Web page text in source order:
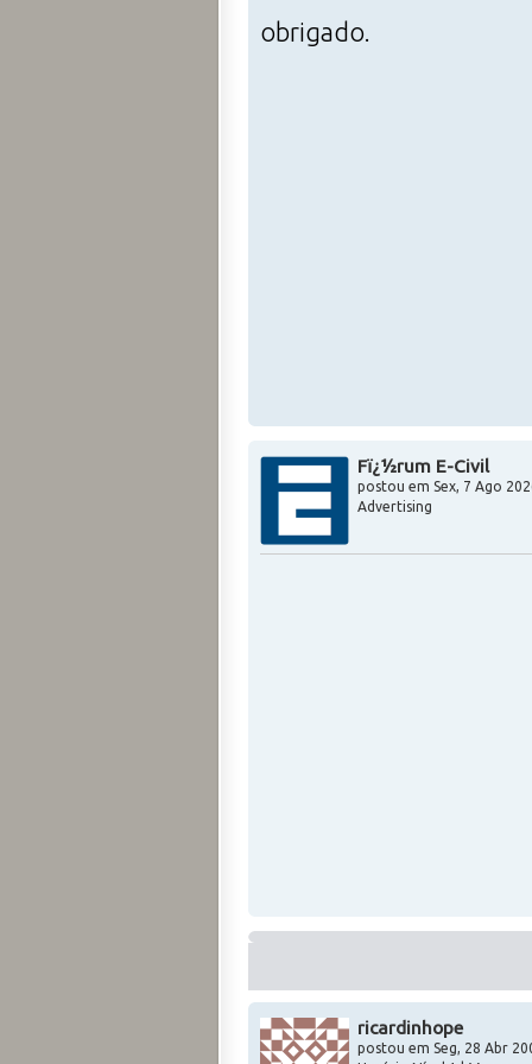
obrigado.
Fï¿½rum E-Civil
postou em Sex, 7 Ago
Advertising
ricardinhope
postou em Seg, 28 Abr